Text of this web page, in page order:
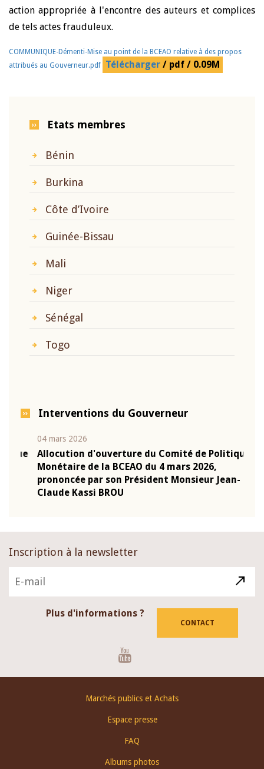
action appropriée à l'encontre des auteurs et complices
de tels actes frauduleux.
COMMUNIQUE-Démenti-Mise au point de la BCEAO relative à des propos
attribués au Gouverneur.pdf
Télécharger / pdf / 0.09M
Etats membres
Bénin
Burkina
Côte d’Ivoire
Guinée-Bissau
Mali
Niger
Sénégal
Togo
Interventions du Gouverneur
04 mars 2026
Allocution d'ouverture du Comité de Politique
Monétaire de la BCEAO du 4 mars 2026,
prononcée par son Président Monsieur Jean-
Claude Kassi BROU
Inscription à la newsletter
Plus d'informations ?
CONTACT
Marchés publics et Achats
Espace presse
FAQ
Albums photos